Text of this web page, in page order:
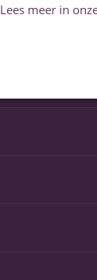
Lees meer in